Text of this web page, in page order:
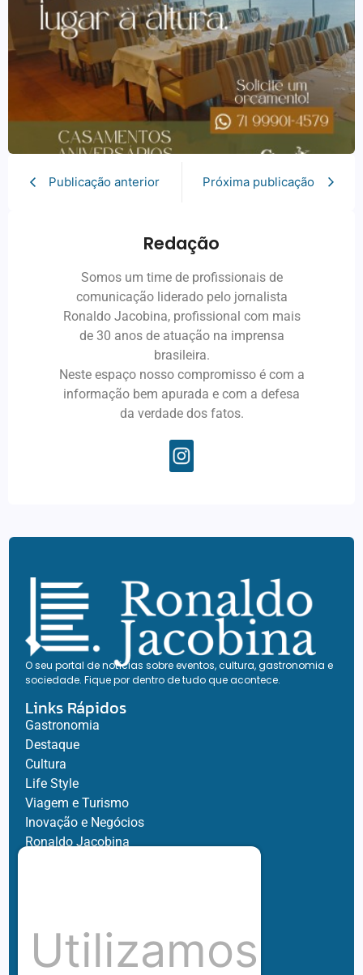
Publicação anterior Próxima publicação
Redação
Somos um time de profissionais de
comunicação liderado pelo jornalista
Ronaldo Jacobina, profissional com mais
de 30 anos de atuação na imprensa
brasileira.
Neste espaço nosso compromisso é com a
informação bem apurada e com a defesa
da verdade dos fatos.
O seu portal de notícias sobre eventos, cultura, gastronomia e
sociedade. Fique por dentro de tudo que acontece.
Links Rápidos
Gastronomia
Destaque
Cultura
Life Style
Viagem e Turismo
Inovação e Negócios
Ronaldo Jacobina
Hubnexxo
Tidelli
Utilizamos